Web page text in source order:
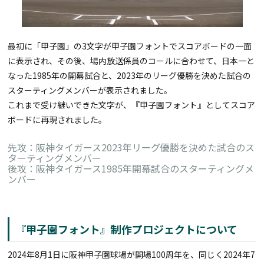
最初に「甲子園」の3文字が甲子園フォントでスコアボードの一面
に表示され、その後、場内放送係員のコールに合わせて、日本一と
なった1985年の開幕試合と、2023年のリーグ優勝を決めた試合の
スターティングメンバーが表示されました。
これまで受け継いできた文字が、『甲子園フォント』としてスコア
ボードに再現されました。
先攻：阪神タイガース2023年リーグ優勝を決めた試合のス
ターティングメンバー
後攻：阪神タイガース1985年開幕試合のスターティングメ
ンバー
『甲子園フォント』制作プロジェクトについて
2024年8月1日に阪神甲子園球場が開場100周年を、同じく2024年7